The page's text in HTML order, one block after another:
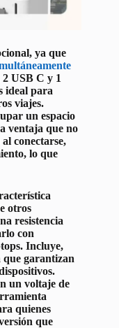
ya que
USB C y 1
ideal para
viajes.
un espacio
ventaja que no
conectarse,
lo que
otros
resistencia
con
Incluye,
que garantizan
un voltaje de
quienes
que